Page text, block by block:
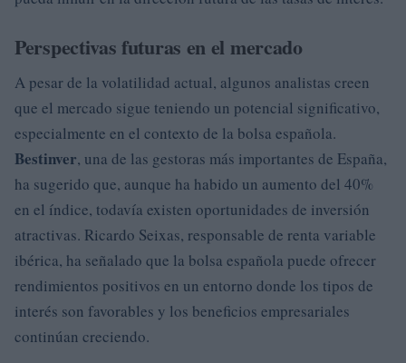
Perspectivas futuras en el mercado
A pesar de la volatilidad actual, algunos analistas creen
que el mercado sigue teniendo un potencial significativo,
especialmente en el contexto de la bolsa española.
Bestinver, una de las gestoras más importantes de España,
ha sugerido que, aunque ha habido un aumento del 40%
en el índice, todavía existen oportunidades de inversión
atractivas. Ricardo Seixas, responsable de renta variable
ibérica, ha señalado que la bolsa española puede ofrecer
rendimientos positivos en un entorno donde los tipos de
interés son favorables y los beneficios empresariales
continúan creciendo.